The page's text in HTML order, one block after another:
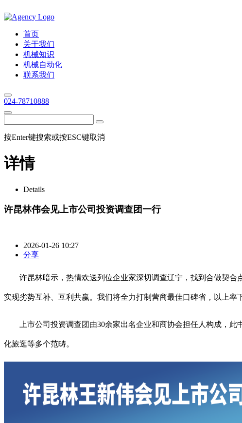
首页
关于我们
机械知识
机械自动化
联系我们
024-78710888
按Enter键搜索或按ESC键取消
详情
Details
许昆林伟会见上市公司投资调查团一行
2026-01-26 10:27
分享
许昆林暗示，热情欢送列位企业家深切调查辽宁，找到合做契合
实现劣势互补、互利共赢。我们将全力打制营商最佳口碑省，以上
上市公司投资调查团由30余家出名企业和商协会担任人构成，此
化旅逛等多个范畴。